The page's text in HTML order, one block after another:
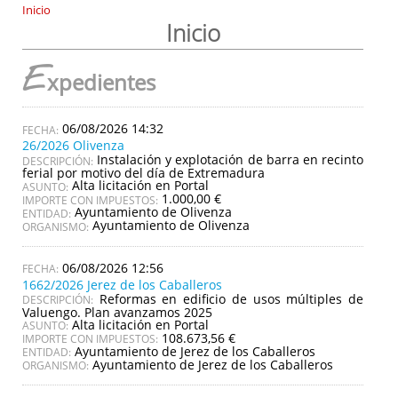
Inicio
Inicio
Expedientes
06/08/2026 14:32
26/2026 Olivenza
DESCRIPCIÓN: Instalación y explotación de barra en recinto
ferial por motivo del día de Extremadura
ASUNTO: Alta licitación en Portal
IMPORTE CON IMPUESTOS: 1.000,00 €
ENTIDAD: Ayuntamiento de Olivenza
ORGANISMO: Ayuntamiento de Olivenza
06/08/2026 12:56
1662/2026 Jerez de los Caballeros
DESCRIPCIÓN: Reformas en edificio de usos múltiples de
Valuengo. Plan avanzamos 2025
ASUNTO: Alta licitación en Portal
IMPORTE CON IMPUESTOS: 108.673,56 €
ENTIDAD: Ayuntamiento de Jerez de los Caballeros
ORGANISMO: Ayuntamiento de Jerez de los Caballeros